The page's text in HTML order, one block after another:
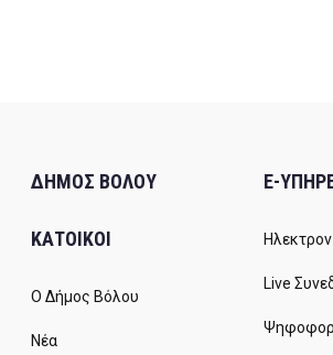
ΔΗΜΟΣ ΒΟΛΟΥ
ΚΑΤΟΙΚΟΙ
Ο Δήμος Βόλου
Νέα
E-
Live